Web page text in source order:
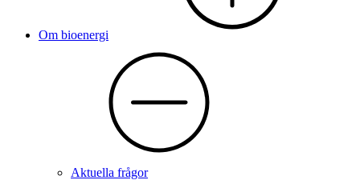
Om bioenergi
Aktuella frågor